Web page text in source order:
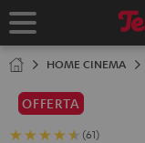
AL
HOME CINEMA
OFFERTA
(61)